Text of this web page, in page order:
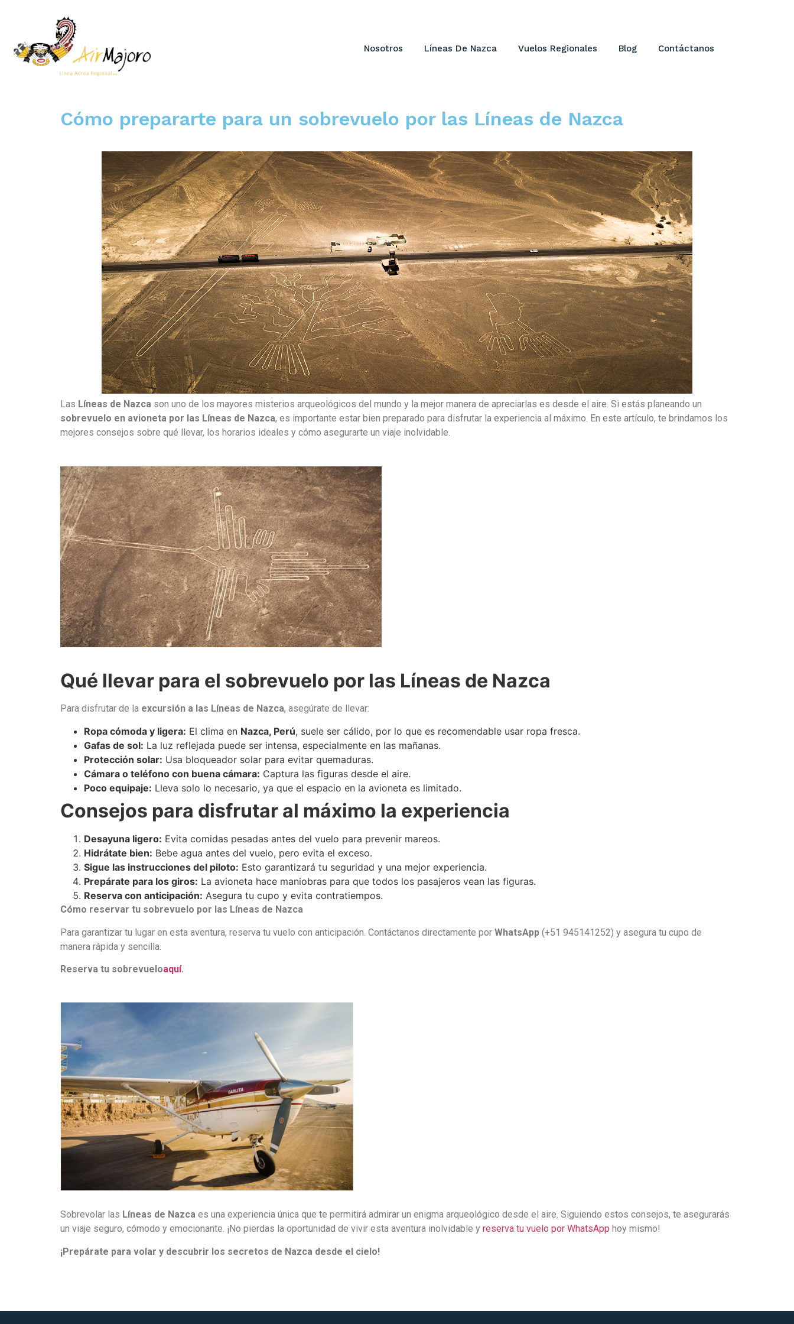
Nosotros Líneas De Nazca Vuelos Regionales Blog Contáctanos
Cómo prepararte para un sobrevuelo por las Líneas de Nazca
Las Líneas de Nazca son uno de los mayores misterios arqueológicos del mundo y la mejor manera de apreciarlas es desde el aire. Si estás planeando un
sobrevuelo en avioneta por las Líneas de Nazca, es importante estar bien preparado para disfrutar la experiencia al máximo. En este artículo, te brindamos los
mejores consejos sobre qué llevar, los horarios ideales y cómo asegurarte un viaje inolvidable.
Qué llevar para el sobrevuelo por las Líneas de Nazca
Para disfrutar de la excursión a las Líneas de Nazca, asegúrate de llevar:
Ropa cómoda y ligera: El clima en Nazca, Perú, suele ser cálido, por lo que es recomendable usar ropa fresca.
Gafas de sol: La luz reflejada puede ser intensa, especialmente en las mañanas.
Protección solar: Usa bloqueador solar para evitar quemaduras.
Cámara o teléfono con buena cámara: Captura las figuras desde el aire.
Poco equipaje: Lleva solo lo necesario, ya que el espacio en la avioneta es limitado.
Consejos para disfrutar al máximo la experiencia
Desayuna ligero: Evita comidas pesadas antes del vuelo para prevenir mareos.
Hidrátate bien: Bebe agua antes del vuelo, pero evita el exceso.
Sigue las instrucciones del piloto: Esto garantizará tu seguridad y una mejor experiencia.
Prepárate para los giros: La avioneta hace maniobras para que todos los pasajeros vean las figuras.
Reserva con anticipación: Asegura tu cupo y evita contratiempos.
Cómo reservar tu sobrevuelo por las Líneas de Nazca
Para garantizar tu lugar en esta aventura, reserva tu vuelo con anticipación. Contáctanos directamente por WhatsApp (+51 945141252) y asegura tu cupo de
manera rápida y sencilla.
Reserva tu sobrevueloaquí.
Sobrevolar las Líneas de Nazca es una experiencia única que te permitirá admirar un enigma arqueológico desde el aire. Siguiendo estos consejos, te asegurarás
un viaje seguro, cómodo y emocionante. ¡No pierdas la oportunidad de vivir esta aventura inolvidable y reserva tu vuelo por WhatsApp hoy mismo!
¡Prepárate para volar y descubrir los secretos de Nazca desde el cielo!